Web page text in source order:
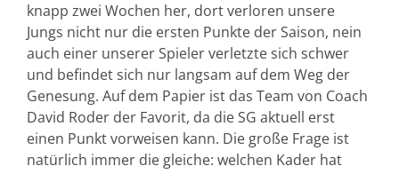
knapp zwei Wochen her, dort verloren unsere
Jungs nicht nur die ersten Punkte der Saison, nein
auch einer unserer Spieler verletzte sich schwer
und befindet sich nur langsam auf dem Weg der
Genesung. Auf dem Papier ist das Team von Coach
David Roder der Favorit, da die SG aktuell erst
einen Punkt vorweisen kann. Die große Frage ist
natürlich immer die gleiche: welchen Kader hat